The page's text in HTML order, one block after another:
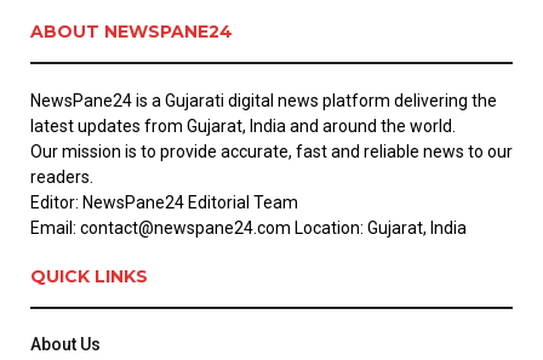
ABOUT NEWSPANE24
NewsPane24 is a Gujarati digital news platform delivering the
latest updates from Gujarat, India and around the world.
Our mission is to provide accurate, fast and reliable news to our
readers.
Editor: NewsPane24 Editorial Team
Email: contact@newspane24.com Location: Gujarat, India
QUICK LINKS
About Us